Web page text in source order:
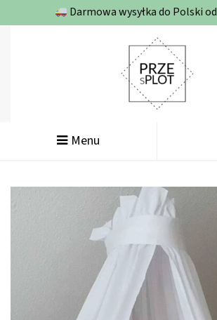
Darmowa wysyłka do Polski od
Menu